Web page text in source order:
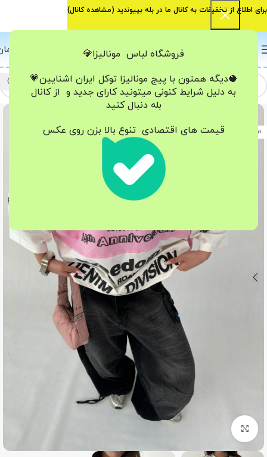
فروشگاه لباس مونالیزا💎
🥥دیگه همتون با پیج مونالیزا تو‌کل ایران اشنایین💗
به دلیل شرایط کنونی میتونید کارای جدید و از کانال
بله دنبال کنید
قیمت های اقتصادی تنوع بالا بزن روی عکس اتمام موجودی
بزرگنمایی تصویر
برای اطلاع از تخفیفات به کانال ما در بله بپیوندید (مشاهده کانال)